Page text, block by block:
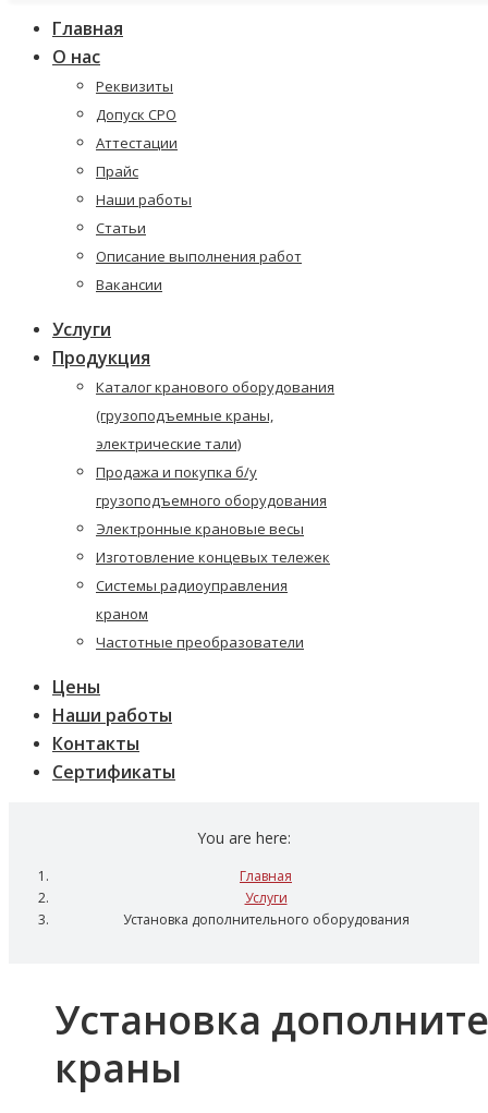
Главная
О нас
Реквизиты
Допуск СРО
Аттестации
Прайс
Наши работы
Статьи
Описание выполнения работ
Вакансии
Услуги
Продукция
Каталог кранового оборудования
(грузоподъемные краны,
электрические тали)
Продажа и покупка б/у
грузоподъемного оборудования
Электронные крановые весы
Изготовление концевых тележек
Системы радиоуправления
краном
Частотные преобразователи
Цены
Наши работы
Контакты
Сертификаты
You are here:
Главная
Услуги
Установка дополнительного оборудования
Установка
краны